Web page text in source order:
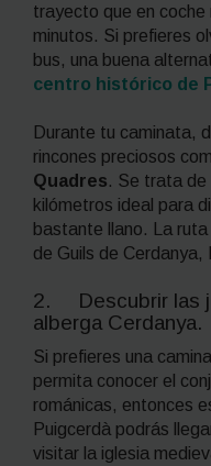
trayecto que en
minutos. Si prefieres
bus, una buena
centro histórico de
Durante tu caminata,
rincones preciosos
Quadres. Se trata de
kilómetros ideal para
bastante llano. La
de Guils de
2. Descubrir las
alberga Cerdanya.
Si prefieres una
permita conocer el
románicas, entonces
Puigcerdà podrás
visitar la iglesia